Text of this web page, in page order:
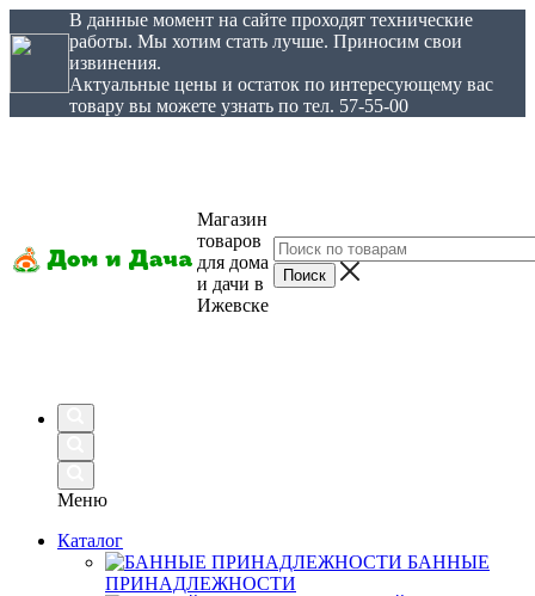
В данные момент на сайте проходят технические
работы. Мы хотим стать лучше. Приносим свои
извинения.
Актуальные цены и остаток по интересующему вас
товару вы можете узнать по тел. 57-55-00
Магазин
товаров
для дома
и дачи в
Ижевске
Меню
Каталог
БАННЫЕ
ПРИНАДЛЕЖНОСТИ